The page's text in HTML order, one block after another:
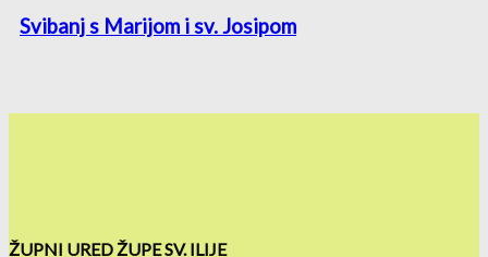
Svibanj s Marijom i sv. Josipom
ŽUPNI URED ŽUPE SV. ILIJE